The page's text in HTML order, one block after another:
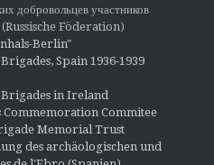
добровольцев участников
(Russische Föderation)
Berlin"
Spain 1936-1939
in Ireland
Commitee
Memorial Trust
des archäologischen und